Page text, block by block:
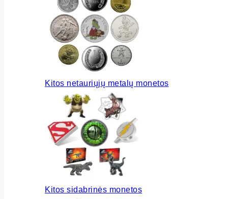
Kitos netauriųjų metalų monetos
Kitos sidabrinės monetos